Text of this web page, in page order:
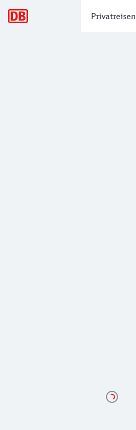
Privatreisen